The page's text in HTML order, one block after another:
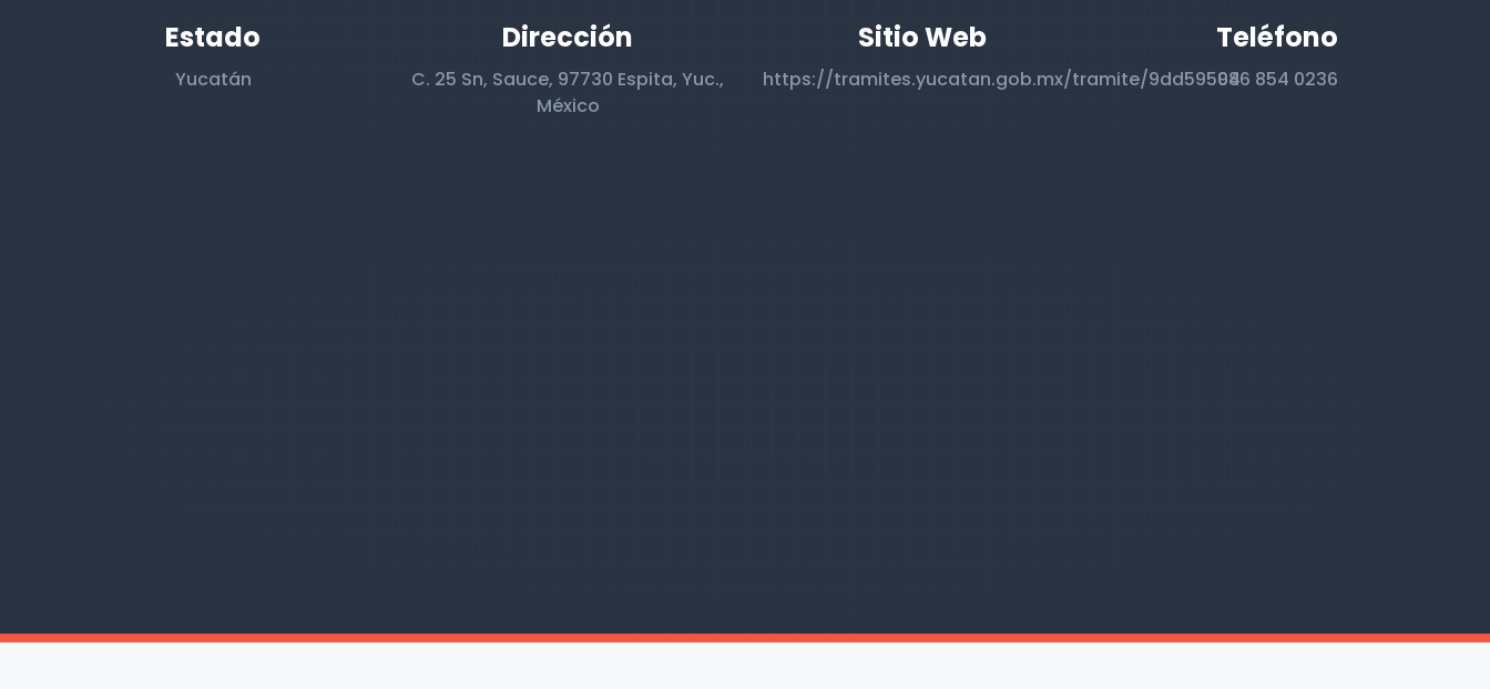
Estado
Yucatán
Dirección
C. 25 Sn, Sauce, 97730 Espita, Yuc.,
México
Sitio Web
https://tramites.yucatan.gob.mx/tramite/9dd59504
Teléfono
986 854 0236